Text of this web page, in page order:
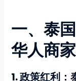
一、泰
华人商
1. 政策红利